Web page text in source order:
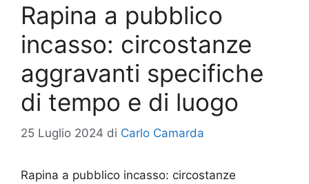
Rapina a pubblico
incasso: circostanze
aggravanti specifiche
di tempo e di luogo
25 Luglio 2024 di Carlo Camarda
Rapina a pubblico incasso: circostanze